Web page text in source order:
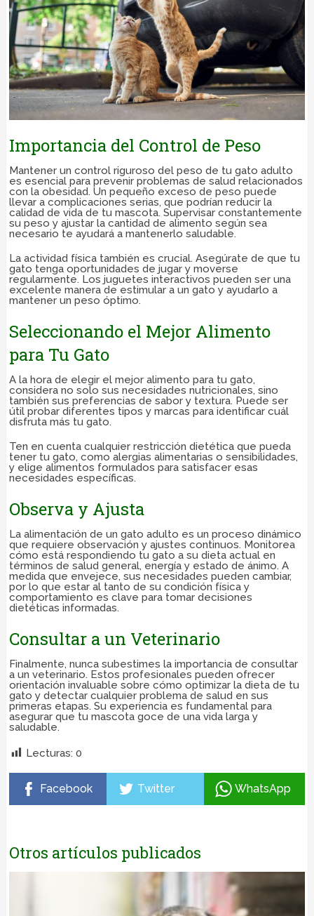
Importancia del Control de Peso
Mantener un control riguroso del peso de tu gato adulto
es esencial para prevenir problemas de salud relacionados
con la obesidad. Un pequeño exceso de peso puede
llevar a complicaciones serias, que podrían reducir la
calidad de vida de tu mascota. Supervisar constantemente
su peso y ajustar la cantidad de alimento según sea
necesario te ayudará a mantenerlo saludable.
La actividad física también es crucial. Asegúrate de que tu
gato tenga oportunidades de jugar y moverse
regularmente. Los juguetes interactivos pueden ser una
excelente manera de estimular a un gato y ayudarlo a
mantener un peso óptimo.
Seleccionando el Mejor Alimento
para Tu Gato
A la hora de elegir el mejor alimento para tu gato,
considera no solo sus necesidades nutricionales, sino
también sus preferencias de sabor y textura. Puede ser
útil probar diferentes tipos y marcas para identificar cuál
disfruta más tu gato.
Ten en cuenta cualquier restricción dietética que pueda
tener tu gato, como alergias alimentarias o sensibilidades,
y elige alimentos formulados para satisfacer esas
necesidades específicas.
Observa y Ajusta
La alimentación de un gato adulto es un proceso dinámico
que requiere observación y ajustes continuos. Monitorea
cómo está respondiendo tu gato a su dieta actual en
términos de salud general, energía y estado de ánimo. A
medida que envejece, sus necesidades pueden cambiar,
por lo que estar al tanto de su condición física y
comportamiento es clave para tomar decisiones
dietéticas informadas.
Consultar a un Veterinario
Finalmente, nunca subestimes la importancia de consultar
a un veterinario. Estos profesionales pueden ofrecer
orientación invaluable sobre cómo optimizar la dieta de tu
gato y detectar cualquier problema de salud en sus
primeras etapas. Su experiencia es fundamental para
asegurar que tu mascota goce de una vida larga y
saludable.
Lecturas: 0
Facebook Twitter WhatsApp
Otros artículos publicados